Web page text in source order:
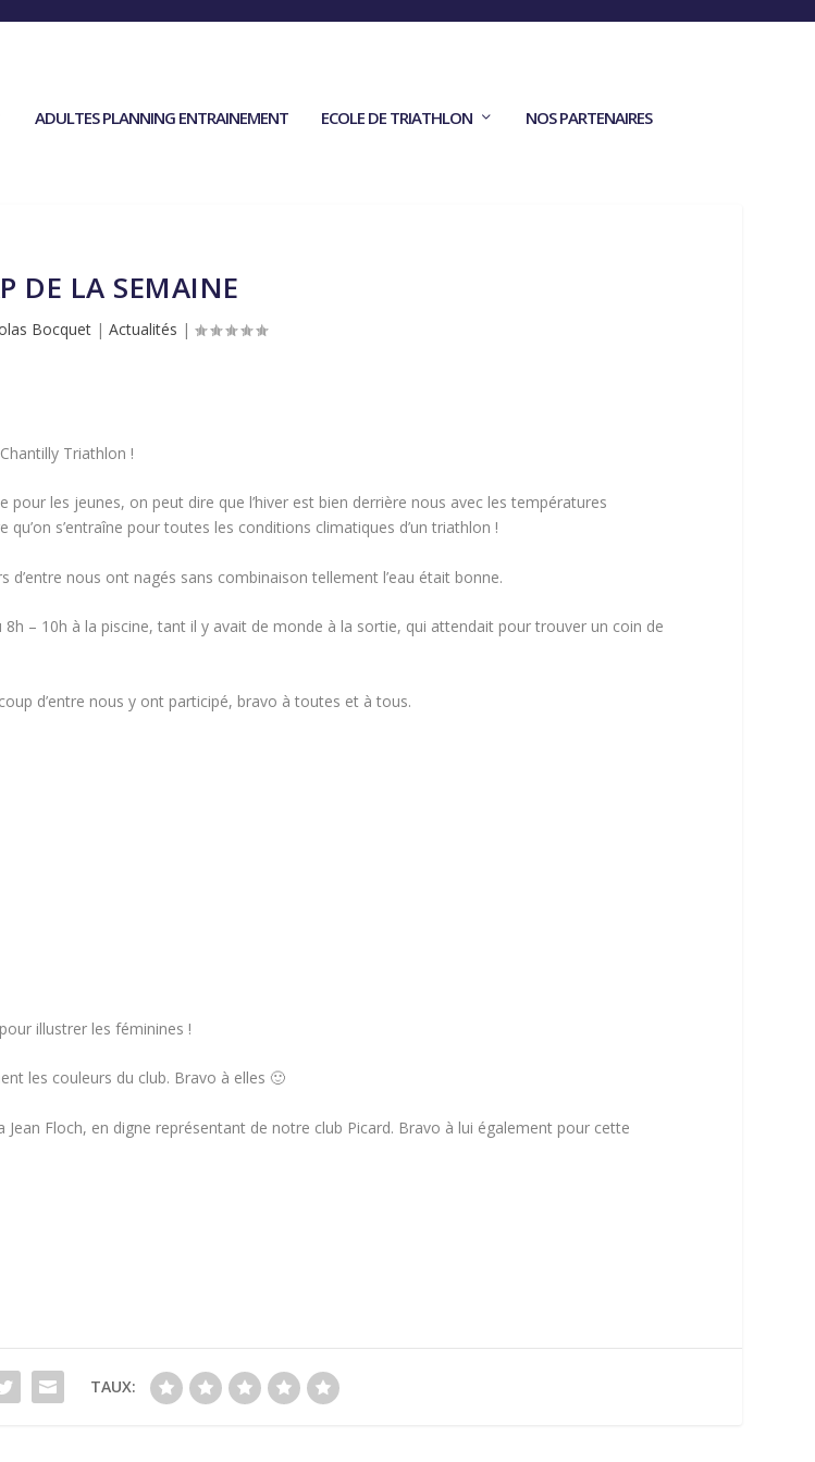
ADULTES PLANNING ENTRAINEMENT ECOLE DE TRIATHLON NOS PARTENAIRES
DE LA SEMAINE
Bocquet| Actualités |
Triathlon !
les jeunes, on peut dire que l’hiver est bien derrière nous avec les températures
s’entraîne pour toutes les conditions climatiques d’un triathlon !
nous ont nagés sans combinaison tellement l’eau était bonne.
– 10h à la piscine, tant il y avait de monde à la sortie, qui attendait pour trouver un coin de
d’entre nous y ont participé, bravo à toutes et à tous.
illustrer les féminines !
les couleurs du club. Bravo à elles 🙂
Floch, en digne représentant de notre club Picard. Bravo à lui également pour cette
TAUX: